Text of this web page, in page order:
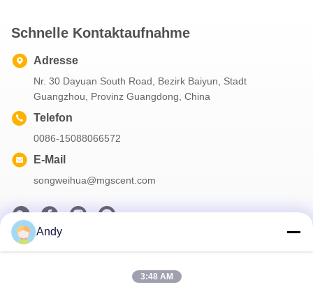
Schnelle Kontaktaufnahme
Adresse
Nr. 30 Dayuan South Road, Bezirk Baiyun, Stadt
Guangzhou, Provinz Guangdong, China
Telefon
0086-15088066572
E-Mail
songweihua@mgscent.com
Unser Newsletter
Abonnieren Sie unseren Newsletter für Rabatte und mehr.
Andy
3:48 AM